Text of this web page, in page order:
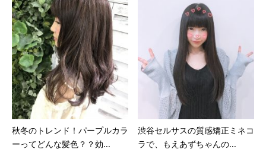
秋冬のトレンド！パープルカラ
ーってどんな髪色？？効...
渋谷セルサスの質感矯正ミネコ
ラで、もえあずちゃんの...